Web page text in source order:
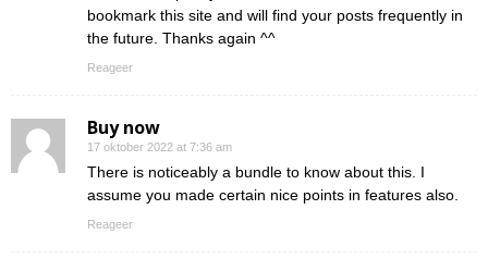
bookmark this site and will find your posts frequently in
the future. Thanks again ^^
Reageer
Buy now
17 oktober 2022 at 7:36 am
There is noticeably a bundle to know about this. I
assume you made certain nice points in features also.
Reageer